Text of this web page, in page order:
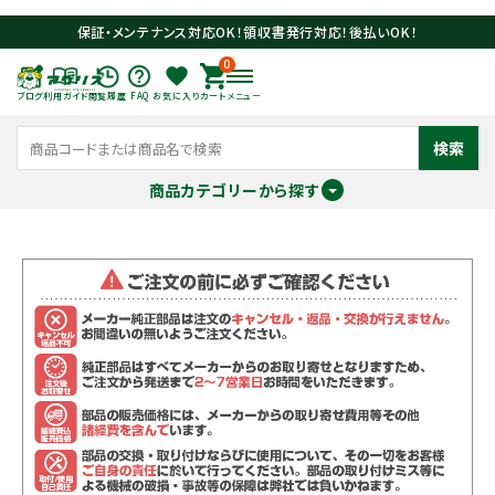
保証・メンテナンス対応OK！領収書発行対応！後払いOK！
ブログ利用ガイド閲覧履歴 FAQ お気に入り
0
カート メニュー
検索
商品カテゴリーから探す
ログイン person 会員登録
search